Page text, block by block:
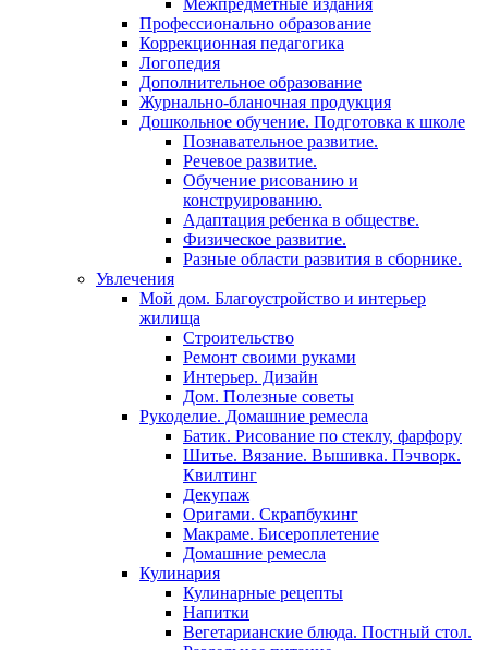
Межпредметные издания
Профессионально образование
Коррекционная педагогика
Логопедия
Дополнительное образование
Журнально-бланочная продукция
Дошкольное обучение. Подготовка к школе
Познавательное развитие.
Речевое развитие.
Обучение рисованию и
конструированию.
Адаптация ребенка в обществе.
Физическое развитие.
Разные области развития в сборнике.
Увлечения
Мой дом. Благоустройство и интерьер
жилища
Строительство
Ремонт своими руками
Интерьер. Дизайн
Дом. Полезные советы
Рукоделие. Домашние ремесла
Батик. Рисование по стеклу, фарфору
Шитье. Вязание. Вышивка. Пэчворк.
Квилтинг
Декупаж
Оригами. Скрапбукинг
Макраме. Бисероплетение
Домашние ремесла
Кулинария
Кулинарные рецепты
Напитки
Вегетарианские блюда. Постный стол.